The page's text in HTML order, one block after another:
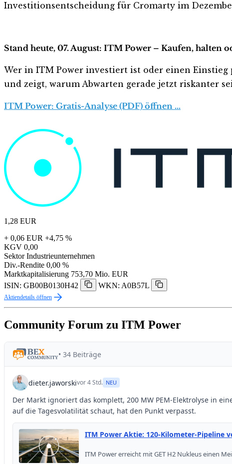
Investitionsentscheidung für Cromarty im
Stand heute, 07. August: ITM Power – Kaufen, halten
Wer in ITM Power investiert ist oder einen
und zeigt, warum Abwarten gerade jetzt riskanter
ITM Power: Gratis-Analyse (PDF) öffnen …
1,28 EUR
+ 0,06 EUR +4,75 %
KGV 0,00
Sektor Industrieunternehmen
Div.-Rendite 0,00 %
Marktkapitalisierung 753,70 Mio. EUR
ISIN: GB00B0130H42
WKN: A0B57L
Aktiendetails öffnen
Community Forum zu ITM Power